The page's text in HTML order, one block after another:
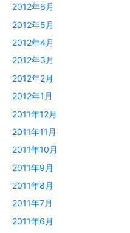
2012年6月
2012年5月
2012年4月
2012年3月
2012年2月
2012年1月
2011年12月
2011年11月
2011年10月
2011年9月
2011年8月
2011年7月
2011年6月